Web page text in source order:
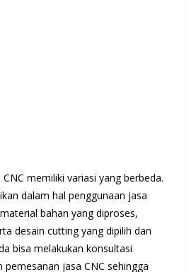
memiliki variasi yang berbeda.
dalam hal penggunaan jasa
bahan yang diproses,
desain cutting yang dipilih dan
bisa melakukan konsultasi
pemesanan jasa CNC sehingga